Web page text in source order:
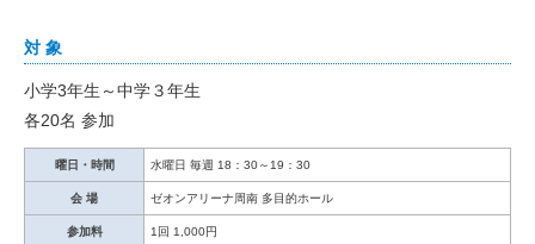
対 象
小学3年生～中学３年生
各20名 参加
曜日・時間 水曜日 毎週 18：30～19：30
会 場 ゼオンアリーナ周南 多目的ホール
参加料 1回 1,000円